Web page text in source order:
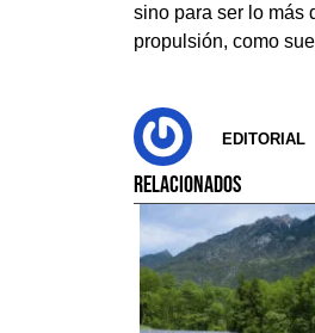
sino para ser lo más
propulsión, como
EDITORIAL
RELACIONADOS